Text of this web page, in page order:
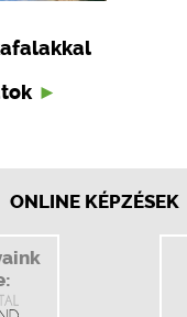
ONLINE KÉPZÉSEK